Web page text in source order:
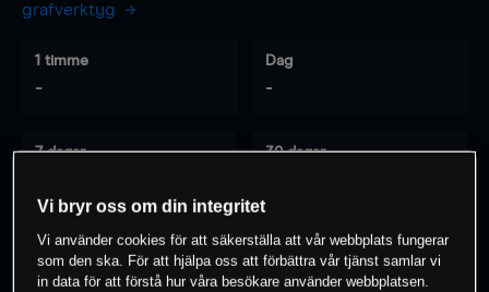
grafverktyg
1 timme
-
Dag
-
7 dagar 30 dagar
0% av kunderna har en position i detta
Vi bryr oss om din integritet
Vi använder cookies för att säkerställa att vår webbplats fungerar
som den ska. För att hjälpa oss att förbättra vår tjänst samlar vi
in data för att förstå hur våra besökare använder webbplatsen.